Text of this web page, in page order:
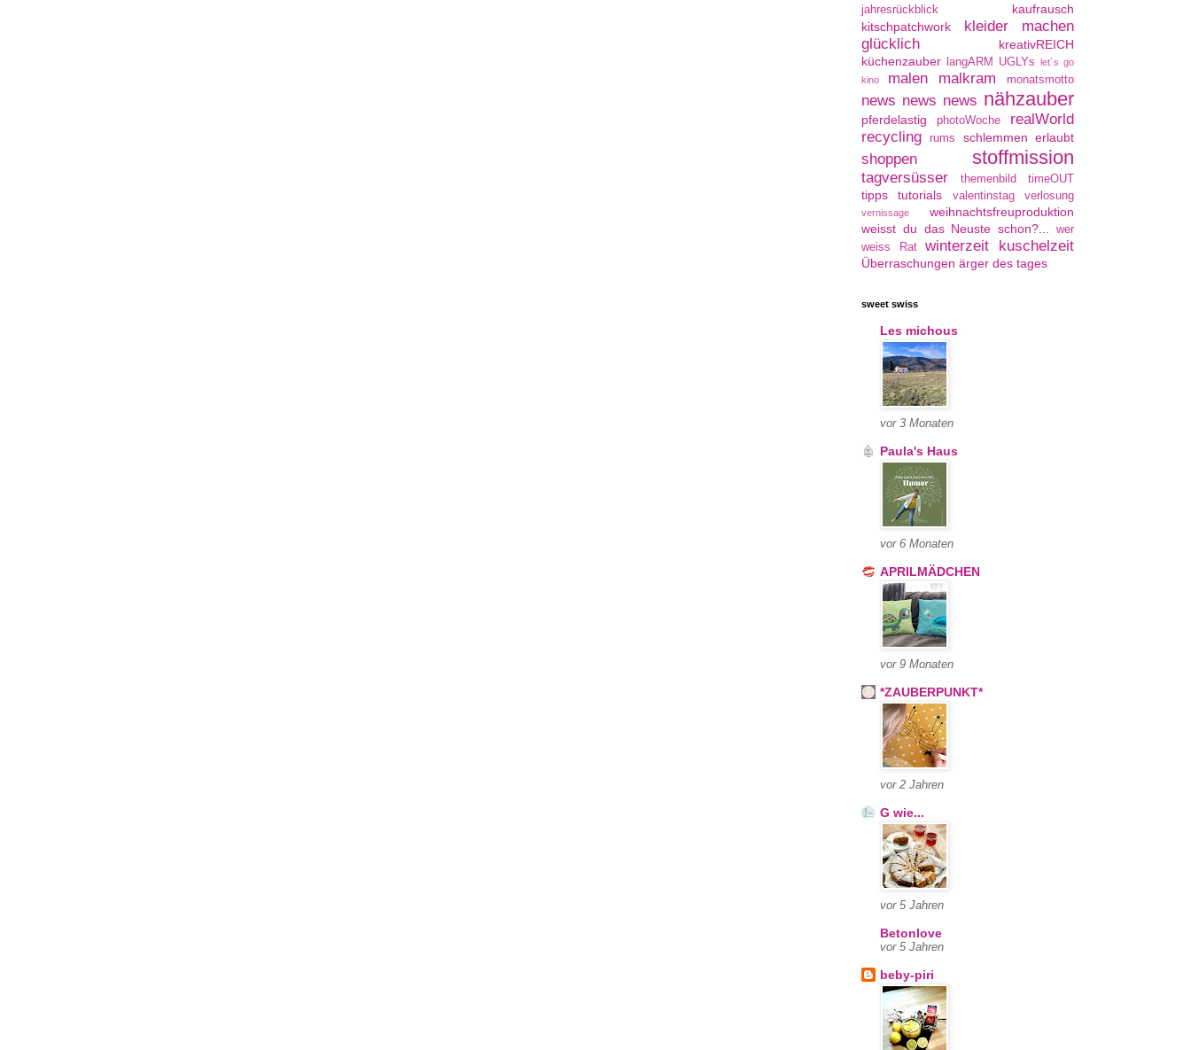
jahresrückblick
kaufrausch
kitschpatchwork
kleider machen
glücklich
kreativREICH
küchenzauber
langARM UGLYs let´s go
kino
malen malkram monatsmotto
news news news nähzauber
pferdelastig photoWoche
realWorld
recycling
rums schlemmen erlaubt
shoppen stoffmission
tagversüsser themenbild timeOUT
tipps tutorials valentinstag verlosung
vernissage
weihnachtsfreuproduktion
weisst du das Neuste schon?...
wer
weiss Rat
winterzeit kuschelzeit
Überraschungen ärger des tages
sweet swiss
Les michous
vor 3 Monaten
Paula's Haus
vor 6 Monaten
APRILMÄDCHEN
vor 9 Monaten
*ZAUBERPUNKT*
vor 2 Jahren
G wie...
vor 5 Jahren
Betonlove
vor 5 Jahren
beby-piri